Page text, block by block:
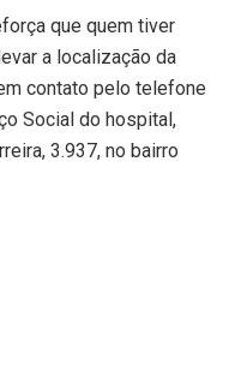
que quem tiver
a localização da
contato pelo telefone
Social do hospital,
3.937, no bairro